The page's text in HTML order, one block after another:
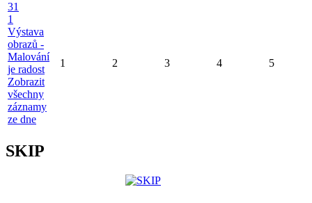
31
1
Výstava
obrazů -
Malování
je radost
Zobrazit
všechny
záznamy
ze dne
1 2 3 4 5
SKIP